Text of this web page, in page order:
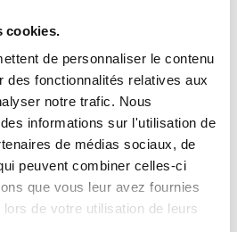
cookies.
de personnaliser le contenu
des fonctionnalités relatives aux
notre trafic. Nous
informations sur l'utilisation de
de médias sociaux, de
peuvent combiner celles-ci
que vous leur avez fournies
de votre utilisation de leurs
et passage à l’échelle
de route stratégique
dès
2 juillet à Parispour une
création de valeur par la